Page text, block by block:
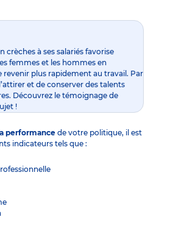
crèches à ses salariés favorise
femmes et les hommes en
plus rapidement au travail. Par
et de conserver des talents
Découvrez le témoignage de
!
performancede votre politique, il est
indicateurs tels que :